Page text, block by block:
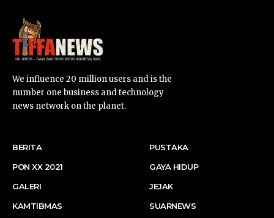
We influence 20 million users and is the
number one business and technology
news network on the planet.
BERITA
PON XX 2021
GALERI
KAMTIBMAS
PUSTAKA
GAYA HIDUP
JEJAK
SUARNEWS